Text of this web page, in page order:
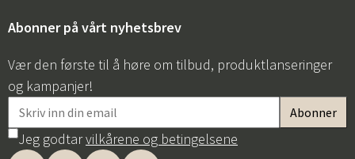
Abonner på vårt nyhetsbrev
Vær den første til å høre om tilbud, produktlanseringer
og kampanjer!
Jeg godtarvilkårene og betingelsene